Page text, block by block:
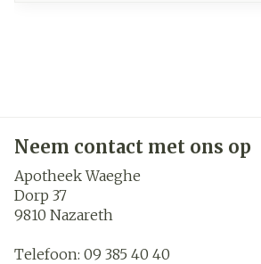
Neem contact met ons op
Apotheek Waeghe
Dorp 37
9810 Nazareth
Telefoon: 09 385 40 40